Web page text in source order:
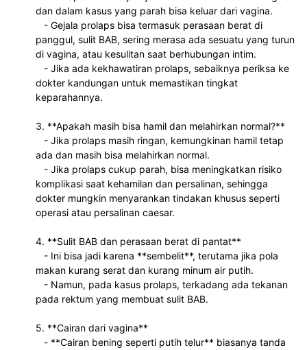
dan dalam kasus yang parah bisa keluar dari vagina.
panggul, sulit BAB, sering merasa ada sesuatu yang turun
di vagina, atau kesulitan saat berhubungan intim.
dokter kandungan untuk memastikan tingkat
keparahannya.
3. **Apakah masih bisa hamil dan melahirkan normal?**
ada dan masih bisa melahirkan normal.
komplikasi saat kehamilan dan persalinan, sehingga
dokter mungkin menyarankan tindakan khusus seperti
operasi atau persalinan caesar.
4. **Sulit BAB dan perasaan berat di pantat**
makan kurang serat dan kurang minum air putih.
pada rektum yang membuat sulit BAB.
5. **Cairan dari vagina**